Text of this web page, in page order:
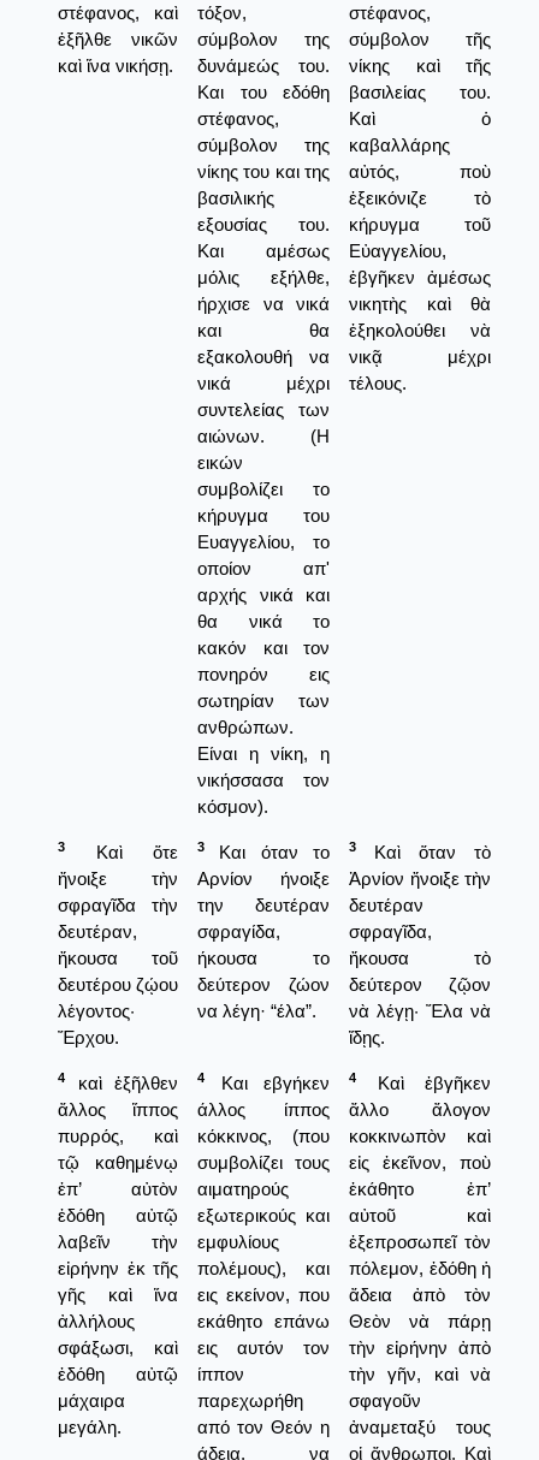
στέφανος, καὶ
ἐξῆλθε νικῶν
καὶ ἵνα νικήσῃ.
τόξον,
σύμβολον της
δυνάμεώς του.
Και του εδόθη
στέφανος,
σύμβολον της
νίκης του και της
βασιλικής
εξουσίας του.
Και αμέσως
μόλις εξήλθε,
ήρχισε να νικά
και θα
εξακολουθή να
νικά μέχρι
συντελείας των
αιώνων. (Η
εικών
συμβολίζει το
κήρυγμα του
Ευαγγελίου, το
οποίον απ'
αρχής νικά και
θα νικά το
κακόν και τον
πονηρόν εις
σωτηρίαν των
ανθρώπων.
Είναι η νίκη, η
νικήσσασα τον
κόσμον).
στέφανος,
σύμβολον τῆς
νίκης καὶ τῆς
βασιλείας του.
Καὶ ὁ
καβαλλάρης
αὐτός, ποὺ
ἐξεικόνιζε τὸ
κήρυγμα τοῦ
Εὐαγγελίου,
ἐβγῆκεν ἀμέσως
νικητὴς καὶ θὰ
ἐξηκολούθει νὰ
νικᾷ μέχρι
τέλους.
3
Καὶ ὅτε
ἤνοιξε τὴν
σφραγῖδα τὴν
δευτέραν,
ἤκουσα τοῦ
δευτέρου ζῴου
λέγοντος·
Ἔρχου.
3
Και όταν το
Αρνίον ήνοιξε
την δευτέραν
σφραγίδα,
ήκουσα το
δεύτερον ζώον
να λέγη· “έλα”.
3
Καὶ ὅταν τὸ
Ἀρνίον ἤνοιξε τὴν
δευτέραν
σφραγῖδα,
ἤκουσα τὸ
δεύτερον ζῷον
νὰ λέγῃ· Ἔλα νὰ
ἴδῃς.
4
καὶ ἐξῆλθεν
ἄλλος ἵππος
πυρρός, καὶ
τῷ καθημένῳ
ἐπ’ αὐτὸν
ἐδόθη αὐτῷ
λαβεῖν τὴν
εἰρήνην ἐκ τῆς
γῆς καὶ ἵνα
ἀλλήλους
σφάξωσι, καὶ
ἐδόθη αὐτῷ
μάχαιρα
μεγάλη.
4
Και εβγήκεν
άλλος ίππος
κόκκινος, (που
συμβολίζει τους
αιματηρούς
εξωτερικούς και
εμφυλίους
πολέμους), και
εις εκείνον, που
εκάθητο επάνω
εις αυτόν τον
ίππον
παρεχωρήθη
από τον Θεόν η
άδεια, να
4
Καὶ ἐβγῆκεν
ἄλλο ἄλογον
κοκκινωπὸν καὶ
εἰς ἐκεῖνον, ποὺ
ἐκάθητο ἐπ’
αὐτοῦ καὶ
ἐξεπροσωπεῖ τὸν
πόλεμον, ἐδόθη ἡ
ἄδεια ἀπὸ τὸν
Θεὸν νὰ πάρῃ
τὴν εἰρήνην ἀπὸ
τὴν γῆν, καὶ νὰ
σφαγοῦν
ἀναμεταξύ τους
οἱ ἄνθρωποι. Καὶ